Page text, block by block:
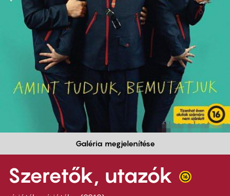
Galéria megjelenítése
Szeretők, utazók